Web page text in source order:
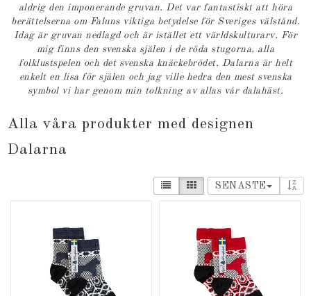
aldrig den imponerande gruvan. Det var fantastiskt att höra
berättelserna om Faluns viktiga betydelse för Sveriges välstånd.
Idag är gruvan nedlagd och är istället ett världskulturarv. För
mig finns den svenska själen i de röda stugorna, alla
folklustspelen och det svenska knäckebrödet. Dalarna är helt
enkelt en lisa för själen och jag ville hedra den mest svenska
symbol vi har genom min tolkning av allas vår dalahäst.
Alla våra produkter med designen
Dalarna
SENASTE